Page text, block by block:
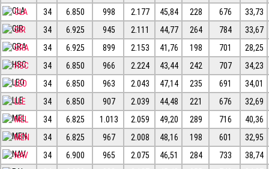
CLA
34 6.850 998 2.177 45,84 228 676
33,73
GIR
34 6.925 945 2.111 44,77 264 784
33,67
GRA
34 6.925 899 2.153 41,76 198 701
28,25
HSC
34 6.850 966 2.224 43,44 242 707
34,23
LEO
34 6.850 963 2.043 47,14 235 691
34,01
LLE
34 6.850 907 2.039 44,48 221 676
32,69
MEL
34 6.825 1.013 2.059 49,20 289 716
40,36
MEN
34 6.825 967 2.008 48,16 198 601
32,95
NAV
34 6.900 965 2.075 46,51 284 733
38,74